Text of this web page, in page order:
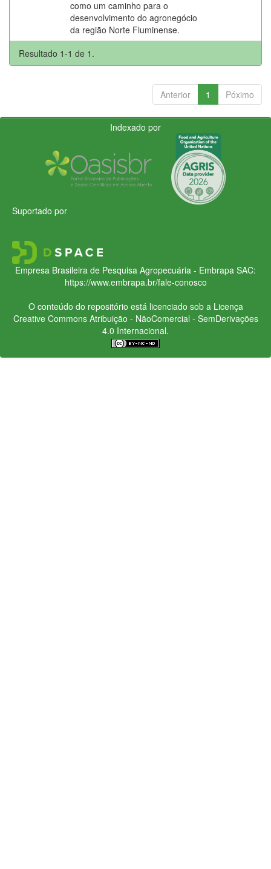
como um caminho para o
desenvolvimento do agronegócio
da região Norte Fluminense.
Resultado 1-1 de 1.
Anterior 1 Póximo
Indexado por
Suportado por
Empresa Brasileira de Pesquisa Agropecuária - Embrapa SAC:
https://www.embrapa.br/fale-conosco
O conteúdo do repositório está licenciado sob a Licença
Creative CommonsAtribuição - NãoComercial - SemDerivações
4.0 Internacional.